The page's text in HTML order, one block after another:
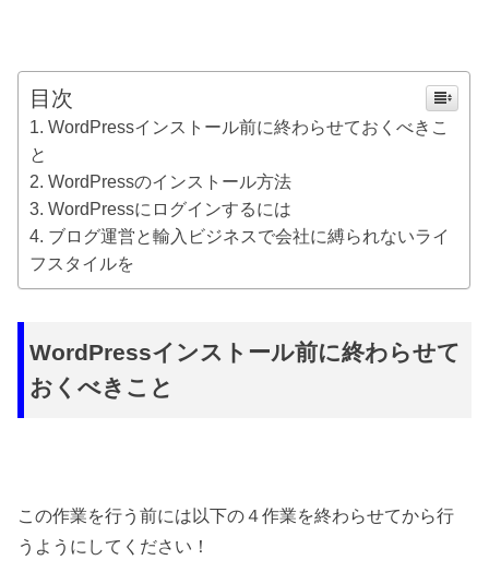
目次
WordPressインストール前に終わらせておくべきこ
と
WordPressのインストール方法
WordPressにログインするには
ブログ運営と輸入ビジネスで会社に縛られないライ
フスタイルを
WordPressインストール前に終わらせて
おくべきこと
この作業を行う前には以下の４作業を終わらせてから行
うようにしてください！